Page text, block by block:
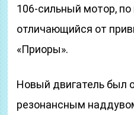
106-сильный мотор,
отличающийся от
«Приоры».
Новый двигатель был
резонансным